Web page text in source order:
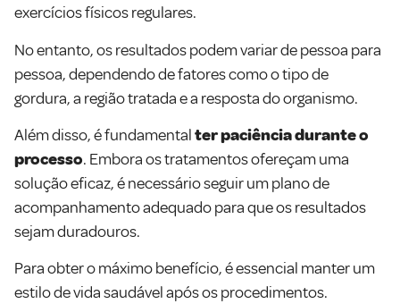
exercícios físicos regulares.
No entanto, os resultados podem variar de pessoa para
pessoa, dependendo de fatores como o tipo de
gordura, a região tratada e a resposta do organismo.
Além disso, é fundamentalter paciência durante o
processo. Embora os tratamentos ofereçam uma
solução eficaz, é necessário seguir um plano de
acompanhamento adequado para que os resultados
sejam duradouros.
Para obter o máximo benefício, é essencial manter um
estilo de vida saudável após os procedimentos.